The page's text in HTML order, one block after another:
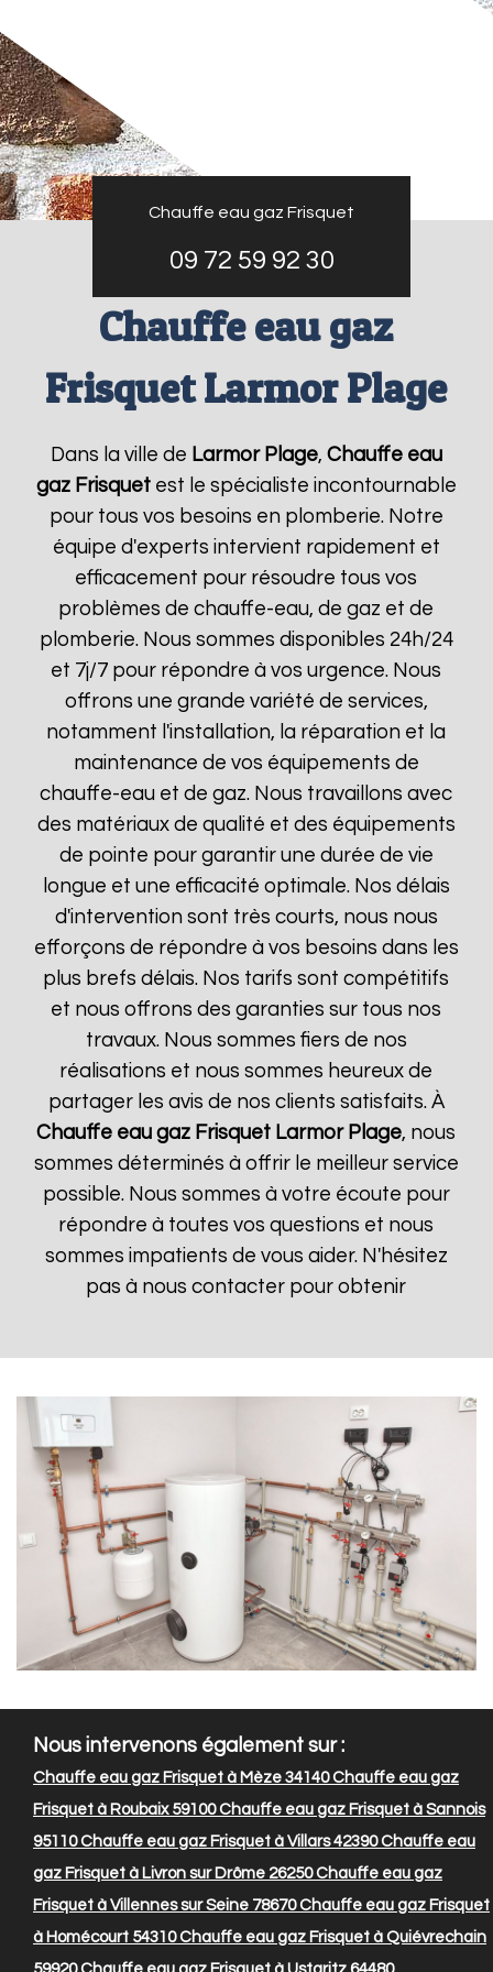
Chauffe eau gaz Frisquet
09 72 59 92 30
Chauffe eau gaz
Frisquet Larmor Plage
Dans la ville de Larmor Plage, Chauffe eau
gaz Frisquetest le spécialiste incontournable
pour tous vos besoins en plomberie. Notre
équipe d'experts intervient rapidement et
efficacement pour résoudre tous vos
problèmes de chauffe-eau, de gaz et de
plomberie. Nous sommes disponibles 24h/24
et 7j/7 pour répondre à vos urgence. Nous
offrons une grande variété de services,
notamment l'installation, la réparation et la
maintenance de vos équipements de
chauffe-eau et de gaz. Nous travaillons avec
des matériaux de qualité et des équipements
de pointe pour garantir une durée de vie
longue et une efficacité optimale. Nos délais
d'intervention sont très courts, nous nous
efforçons de répondre à vos besoins dans les
plus brefs délais. Nos tarifs sont compétitifs
et nous offrons des garanties sur tous nos
travaux. Nous sommes fiers de nos
réalisations et nous sommes heureux de
partager les avis de nos clients satisfaits. À
Chauffe eau gaz Frisquet Larmor Plage, nous
sommes déterminés à offrir le meilleur service
possible. Nous sommes à votre écoute pour
répondre à toutes vos questions et nous
sommes impatients de vous aider. N'hésitez
pas à nous contacter pour obtenir
Nous intervenons également sur :
Chauffe eau gaz Frisquet à Mèze 34140Chauffe eau gaz
Frisquet à Roubaix 59100Chauffe eau gaz Frisquet à Sannois
95110Chauffe eau gaz Frisquet à Villars 42390Chauffe eau
gaz Frisquet à Livron sur Drôme 26250Chauffe eau gaz
Frisquet à Villennes sur Seine 78670Chauffe eau gaz Frisquet
à Homécourt 54310Chauffe eau gaz Frisquet à Quiévrechain